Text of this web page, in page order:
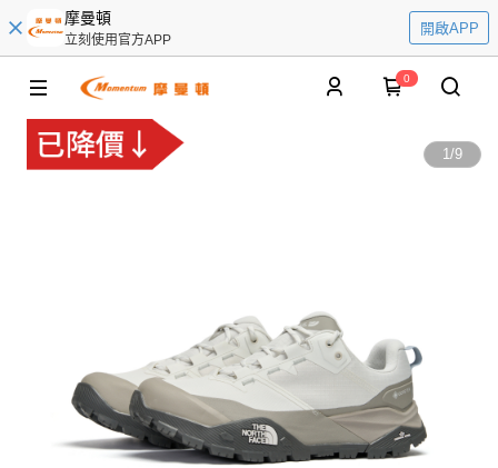
摩曼頓
立刻使用官方APP
開啟APP
0
1/9